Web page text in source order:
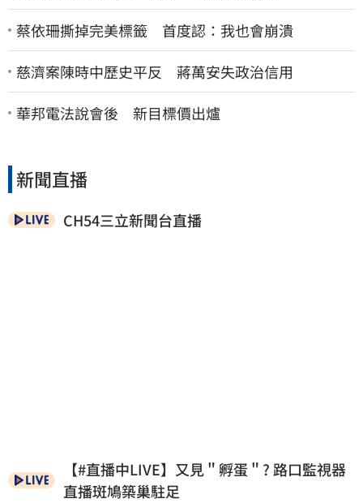
蔡依珊撕掉完美標籤 首度認：我也會崩潰
慈濟案陳時中歷史平反 蔣萬安失政治信用
華邦電法說會後 新目標價出爐
新聞直播
CH54三立新聞台直播
【#直播中LIVE】又見＂孵蛋＂? 路口監視器
直播斑鳩築巢駐足